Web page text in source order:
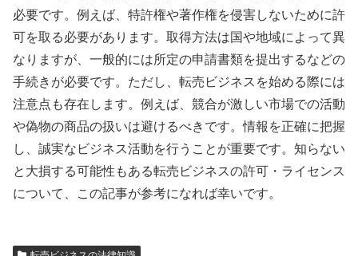
必要です。例えば、特許権や著作権を侵害しないために許
可を取る必要があります。取得方法は国や地域によって異
なりますが、一般的には所定の申請書類を提出するなどの
手続きが必要です。ただし、転売ビジネスを始める際には
注意点も存在します。例えば、競合が激しい市場での活動
や偽物の商品の扱いは避けるべきです。情報を正確に把握
し、誠実なビジネス活動を行うことが重要です。知らない
と大損する可能性もある転売ビジネスの許可・ライセンス
について、この記事が参考になれば幸いです。